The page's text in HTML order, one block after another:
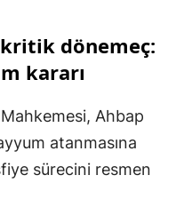
dönemeç:
kararı
Ahbap
atanmasına
sürecini resmen